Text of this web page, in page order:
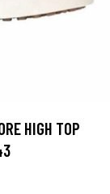
HIGH TOP